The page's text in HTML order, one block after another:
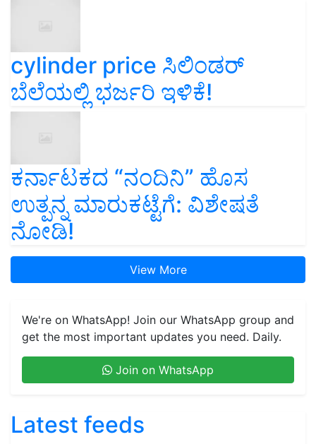
cylinder price ಸಿಲಿಂಡರ್‌
ಬೆಲೆಯಲ್ಲಿ ಭರ್ಜರಿ ಇಳಿಕೆ!
ಕರ್ನಾಟಕದ “ನಂದಿನಿ” ಹೊಸ
ಉತ್ಪನ್ನ ಮಾರುಕಟ್ಟೆಗೆ: ವಿಶೇಷತೆ
ನೋಡಿ!
View More
We're on WhatsApp! Join our WhatsApp group and
get the most important updates you need. Daily.
Join on WhatsApp
Latest feeds